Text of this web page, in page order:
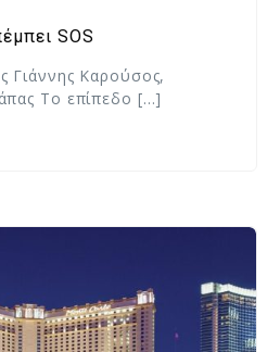
SOS
Γιάννης Καρούσος,
Το επίπεδο […]